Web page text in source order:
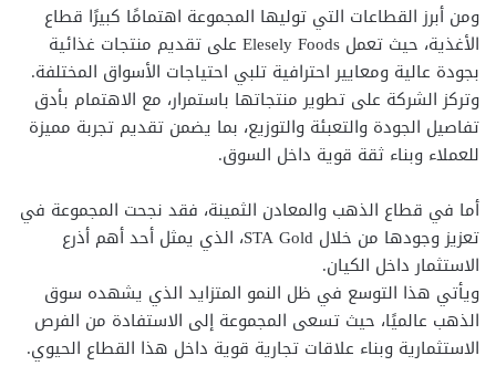
ومن أبرز القطاعات التي توليها المجموعة اهتمامًا كبيرًا قطاع
الأغذية، حيث تعمل Elesely Foods على تقديم منتجات غذائية
بجودة عالية ومعايير احترافية تلبي احتياجات الأسواق المختلفة.
وتركز الشركة على تطوير منتجاتها باستمرار، مع الاهتمام بأدق
تفاصيل الجودة والتعبئة والتوزيع، بما يضمن تقديم تجربة مميزة
للعملاء وبناء ثقة قوية داخل السوق.
أما في قطاع الذهب والمعادن الثمينة، فقد نجحت المجموعة في
تعزيز وجودها من خلال STA Gold، الذي يمثل أحد أهم أذرع
الاستثمار داخل الكيان.
ويأتي هذا التوسع في ظل النمو المتزايد الذي يشهده سوق
الذهب عالميًا، حيث تسعى المجموعة إلى الاستفادة من الفرص
الاستثمارية وبناء علاقات تجارية قوية داخل هذا القطاع الحيوي.